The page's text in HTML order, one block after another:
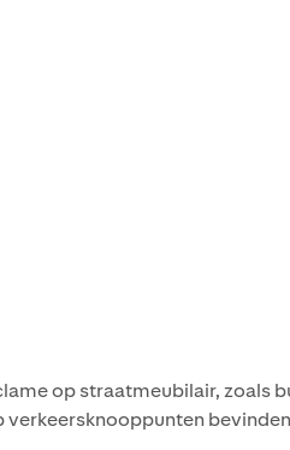
op straatmeubilair, zoals